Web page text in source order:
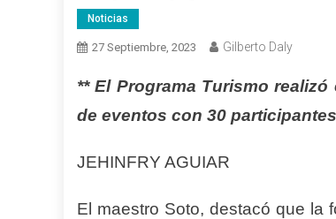
Noticias
27 Septiembre, 2023 Gilberto Daly
** El Programa Turismo
de eventos con 30
JEHINFRY AGUIAR
El maestro Soto, destacó que la